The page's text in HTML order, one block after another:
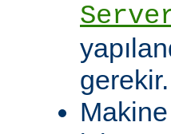
gerekir.